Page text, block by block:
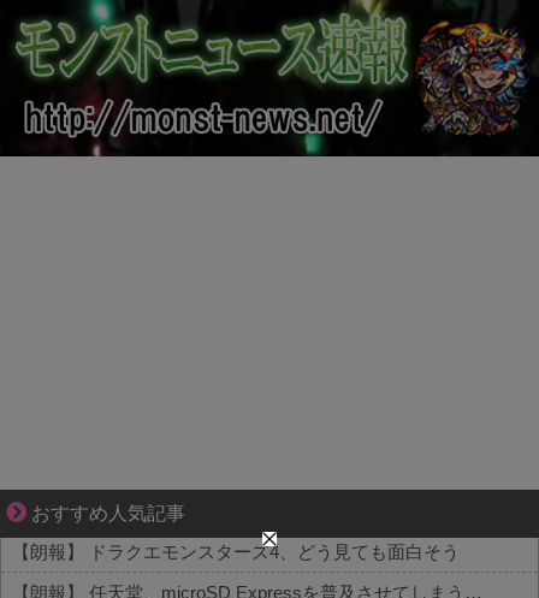
おすすめ人気記事
分かり合えているはずの夫が、一番遠い
【朗報】 ドラクエモンスターズ4、どう見ても面白そう
【朗報】 任天堂、microSD Expressを普及させてしまう…